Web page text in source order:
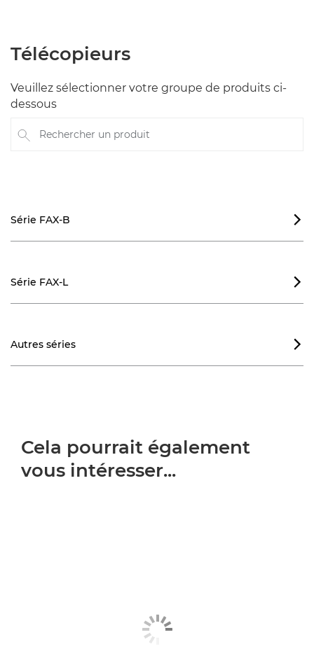
Télécopieurs
Veuillez sélectionner votre groupe de produits ci-
dessous
Rechercher un produit
Série FAX-B 
Série FAX-L 
Autres séries 
Cela pourrait également
vous intéresser...